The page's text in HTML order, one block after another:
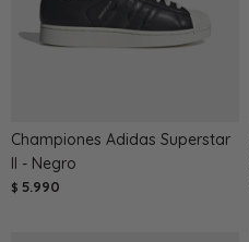
Championes Adidas Superstar
II - Negro
$ 5.990